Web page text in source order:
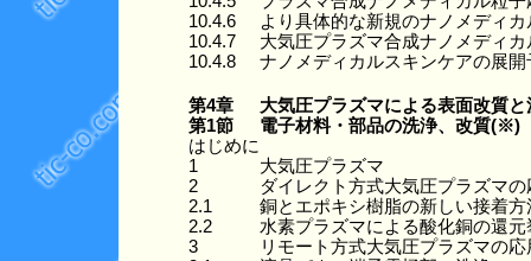
10.4.6
より具体的な新規のナノメディ
10.4.7
大気圧プラズマ合成ナノメディ
10.4.8
ナノメディカルスキンケアの展開
第4章
大気圧プラズマによる表面改質と
第1節
電子材料・部品の洗浄、改質(※)
はじめに
1
大気圧プラズマ
2
ダイレクト方式大気圧プラズマの
2.1
銅とエポキシ樹脂の新しい接着方
2.2
水素プラズマによる酸化銅の還元
3
リモート方式大気圧プラズマの応